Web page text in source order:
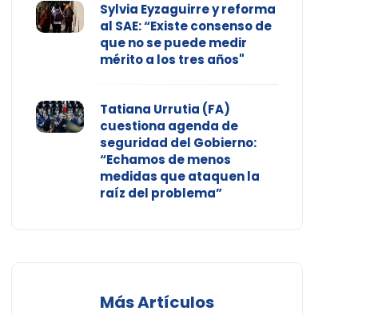
Sylvia Eyzaguirre y reforma
al SAE: “Existe consenso de
que no se puede medir
mérito a los tres años"
Tatiana Urrutia (FA)
cuestiona agenda de
seguridad del Gobierno:
“Echamos de menos
medidas que ataquen la
raíz del problema”
Más Artículos